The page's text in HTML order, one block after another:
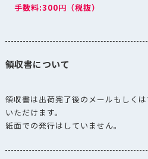
手数料:300円（税抜）
領収書について
領収書は出荷完了後のメールもしく
いただけます。
紙面での発行はしていません。